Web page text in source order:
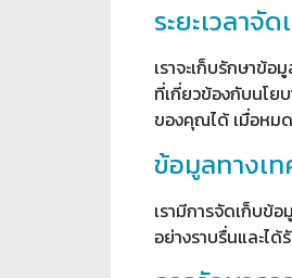
ระยะเวลา
เราจะเก็บรักษาข้
ที่เกี่ยวข้องกับนโย
ของคุณได้ เมื่อหมด
ข้อมูลทางเ
เรามีการจัดเก็บข้
อย่างราบรื่นและไ